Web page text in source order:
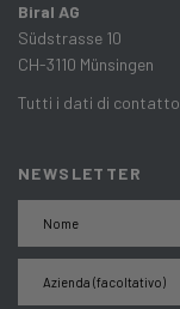
Biral AG
Südstrasse 10
CH-3110 Münsingen
Tutti i dati di contatto
NEWSLETTER